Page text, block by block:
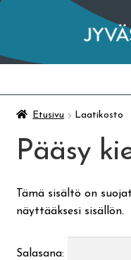
Taidemuseo &
Suomen käsityön
Skeittihalli
Etusivu Laatikosto
Pääsy
Tämä sisältö on
näyttääksesi sisällön.
Salasana: